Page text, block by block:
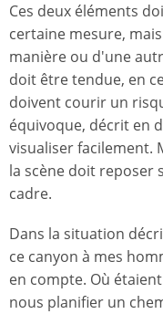
Ces deux éléments
certaine mesure,
manière ou d'une
doit être tendue, en
doivent courir un
équivoque, décrit en
visualiser facilement.
la scène doit reposer
cadre.
Dans la situation
ce canyon à mes
en compte. Où
nous planifier un